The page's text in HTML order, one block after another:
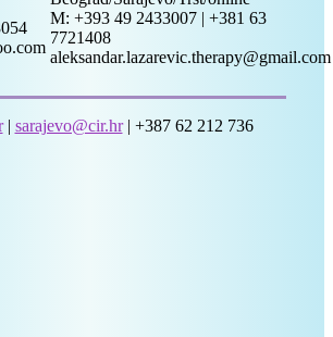
M: +393 49 2433007 | +381 63
7721408
aleksandar.lazarevic.therapy@gmail.com
| sarajevo@cir.hr| +387 62 212 736